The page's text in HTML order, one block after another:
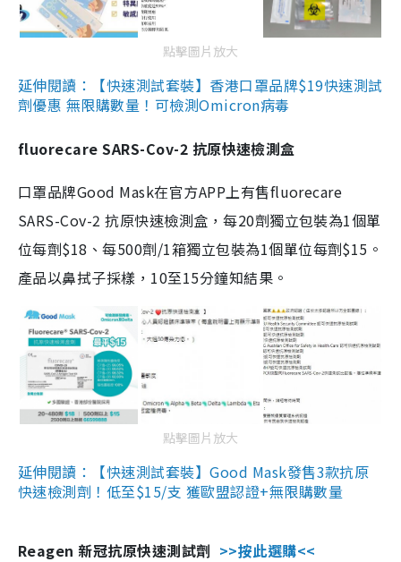
點擊圖片放大
延伸閱讀：【快速測試套裝】香港口罩品牌$19快速測試
劑優惠 無限購數量！可檢測Omicron病毒
fluorecare SARS-Cov-2 抗原快速檢測盒
口罩品牌Good Mask在官方APP上有售fluorecare
SARS-Cov-2 抗原快速檢測盒，每20劑獨立包裝為1個單
位每劑$18、每500劑/1箱獨立包裝為1個單位每劑$15。
產品以鼻拭子採樣，10至15分鐘知結果。
點擊圖片放大
延伸閱讀：【快速測試套裝】Good Mask發售3款抗原
快速檢測劑！低至$15/支 獲歐盟認證+無限購數量
Reagen 新冠抗原快速測試劑 >>按此選購<<